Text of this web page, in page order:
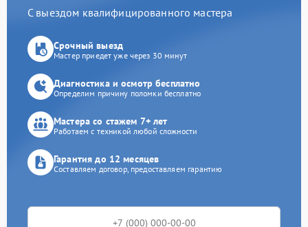
С выездом квалифицированного мастера
Срочный выезд
Мастер приедет уже через 30 минут
Диагностика и осмотр бесплатно
Определим причину поломки бесплатно
Мастера со стажем 7+ лет
Работаем с техникой любой сложности
Гарантия до 12 месяцев
Составляем договор, предоставляем гарантию